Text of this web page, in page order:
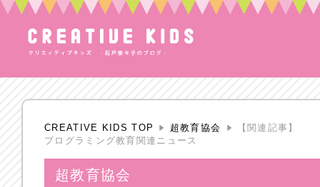
CREATIVE KIDS TOP 超教育協会
【関連記事】
プログラミング教育関連ニュース
超教育協会